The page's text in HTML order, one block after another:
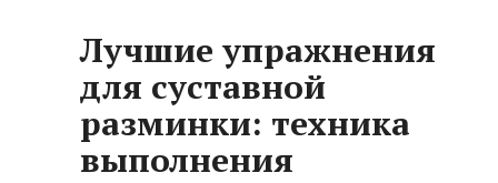
Лучшие упражнения
для суставной
разминки: техника
выполнения